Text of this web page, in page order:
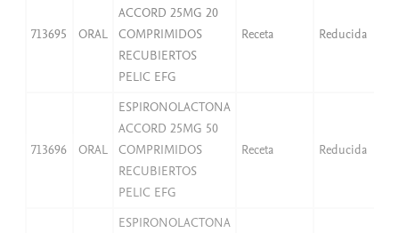
713695 ORAL
ACCORD 25MG 20
COMPRIMIDOS
RECUBIERTOS
PELIC EFG
Receta Reducida
713696 ORAL
ESPIRONOLACTONA
ACCORD 25MG 50
COMPRIMIDOS
RECUBIERTOS
PELIC EFG
Receta Reducida
ESPIRONOLACTONA